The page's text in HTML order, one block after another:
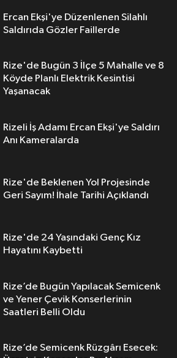
Ercan Ekşi'ye Düzenlenen Silahlı
Saldırıda Gözler Faillerde
Rize'de Bugün 3 İlçe 5 Mahalle ve 8
Köyde Planlı Elektrik Kesintisi
Yaşanacak
Rizeli İş Adamı Ercan Ekşi'ye Saldırı
Anı Kameralarda
Rize'de Beklenen Yol Projesinde
Geri Sayım! İhale Tarihi Açıklandı
Rize'de 24 Yaşındaki Genç Kız
Hayatını Kaybetti
Rize’de Bugün Yapılacak Semicenk
ve Yener Çevik Konserlerinin
Saatleri Belli Oldu
Rize’de Semicenk Rüzgârı Esecek: